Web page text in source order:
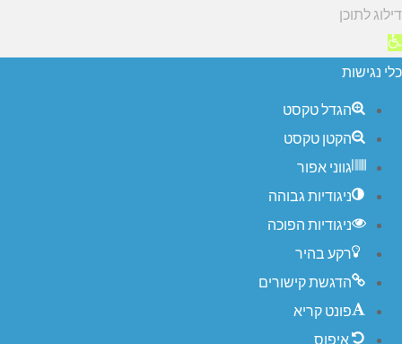
דילוג לתוכן
פתח
סרגל
כלי נגישות
הגדל טקסט
הקטן טקסט
גווני אפור
ניגודיות גבוהה
ניגודיות הפוכה
רקע בהיר
הדגשת קישורים
פונט קריא
איפוס